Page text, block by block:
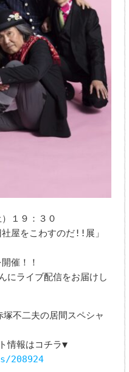
１９：３０
屋をこわすのだ!!展」
催！！
にライブ配信をお届けし
二夫の居間スペシャ
情報はコチラ▼